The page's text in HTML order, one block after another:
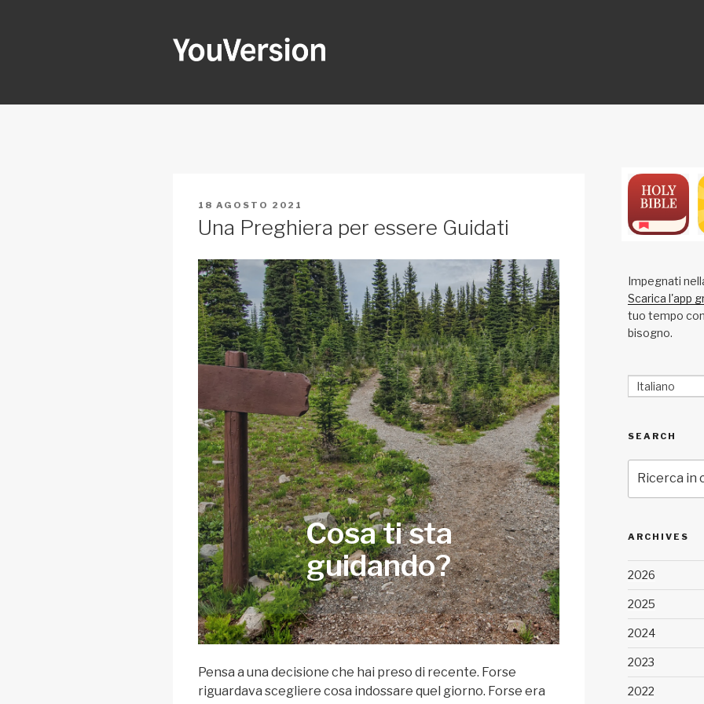
PUBBLICATO
18 AGOSTO 2021
Una Preghiera per essere Guidati
Cosa ti sta
guidando?
Pensa a una decisione che hai preso di recente. Forse
riguardava scegliere cosa indossare quel giorno. Forse era
Impegnati
Scarica l'app
tuo tempo
bisogno.
Italiano
SEARCH
ARCHIVES
2026
2025
2024
2023
2022